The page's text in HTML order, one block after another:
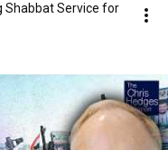
Shabbat Service for